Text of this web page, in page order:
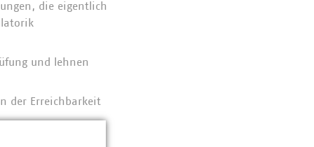
die eigentlich
und lehnen
der Erreichbarkeit
im Rahmen der